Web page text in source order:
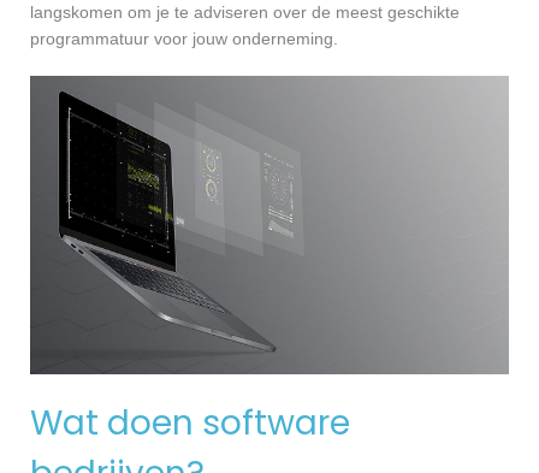
langskomen om je te adviseren over de meest geschikte
programmatuur voor jouw onderneming.
Wat doen software